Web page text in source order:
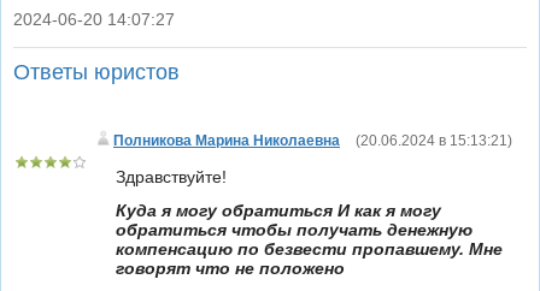
|
2024-06-20 14:07:27
Ответы юристов
Полникова Марина Николаевна (20.06.2024 в 15:13:21)
Здравствуйте!
Куда я могу обратиться И как я могу
обратиться чтобы получать денежную
компенсацию по безвести пропавшему. Мне
говорят что не положено